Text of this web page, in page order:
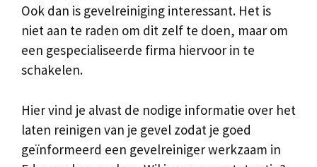
Ook dan is gevelreiniging interessant. Het is
niet aan te raden om dit zelf te doen, maar om
een gespecialiseerde firma hiervoor in te
schakelen.
Hier vind je alvast de nodige informatie over het
laten reinigen van je gevel zodat je goed
geïnformeerd een gevelreiniger werkzaam in